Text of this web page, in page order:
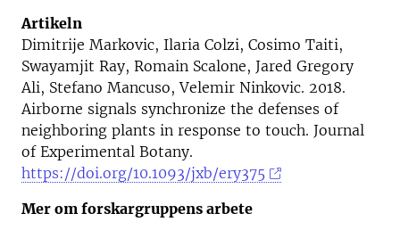
Artikeln
Dimitrije Markovic, Ilaria Colzi, Cosimo Taiti,
Swayamjit Ray, Romain Scalone, Jared Gregory
Ali, Stefano Mancuso, Velemir Ninkovic. 2018.
Airborne signals synchronize the defenses of
neighboring plants in response to touch. Journal
of Experimental Botany.
https://doi.org/10.1093/jxb/ery375
Mer om forskargruppens arbete